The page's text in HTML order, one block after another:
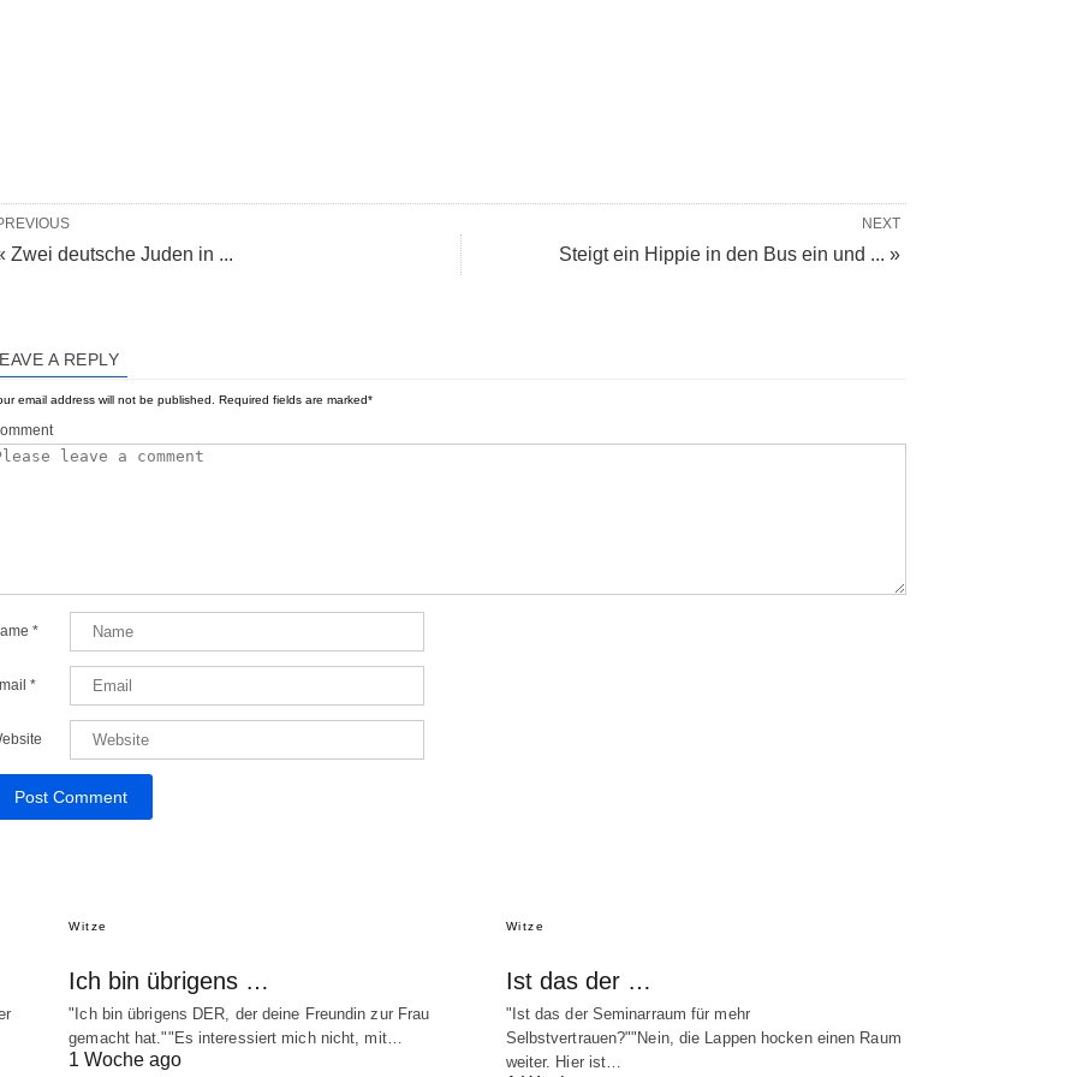
NEXT
Steigt ein Hippie in den Bus ein und ... »
Zwei deutsche Juden in ...
A REPLY
email address will not be published. Required fields are marked*
*
*
Witze
Ich bin übrigens …
"Ich bin übrigens DER, der deine Freundin zur Frau
gemacht hat.""Es interessiert mich nicht, mit…
1 Woche ago
Witze
Ist das der …
"Ist das der Seminarraum für mehr
Selbstvertrauen?""Nein, die Lappen hocken einen Raum
weiter. Hier ist…